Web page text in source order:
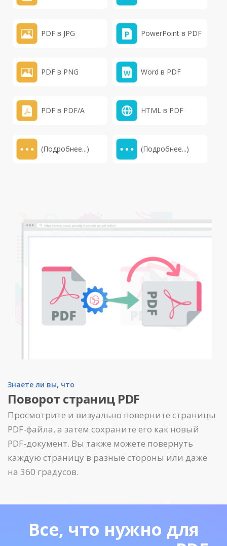
PDF в JPG
PDF в PNG
PDF в PDF/A
(Подробнее...)
PowerPoint в PDF
Word в PDF
HTML в PDF
(Подробнее...)
Знаете ли вы, что
Поворот страниц PDF
Просмотрите и визуально поверните страницы
PDF-файла, а затем сохраните его как новый
PDF-документ. Вы также можете повернуть
каждую страницу в разные стороны или даже
на 360 градусов.
Все, что нужно для